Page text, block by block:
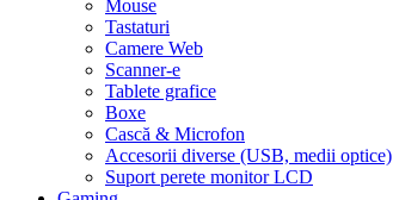
Mouse
Tastaturi
Camere Web
Scanner-e
Tablete grafice
Boxe
Cască & Microfon
Accesorii diverse (USB, medii optice)
Suport perete monitor LCD